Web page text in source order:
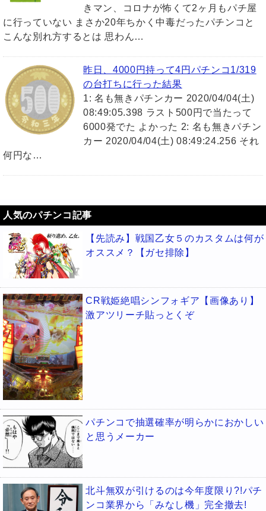
きマン、コロナが怖くて2ヶ月もパチ屋
に行っていない まさか20年ちかく中毒だったパチンコと
こんな別れ方するとは 思わん…
昨日、4000円持って4円パチンコ1/319
の台打ちに行った結果
1: 名も無きパチンカー 2020/04/04(土)
08:49:05.398 ラスト500円で当たって
6000発でた よかった 2: 名も無きパチン
カー 2020/04/04(土) 08:49:24.256 それ
何円な…
人気のパチンコ記事
【先読み】戦国乙女５のカスタムは何が
オススメ？【ガセ排除】
CR戦姫絶唱シンフォギア【画像あり】
激アツリーチ貼っとくぞ
パチンコで抽選確率が明らかにおかしい
と思うメーカー
北斗無双が引けるのは今年度限り?!パチ
ンコ業界から「みなし機」完全撤去!